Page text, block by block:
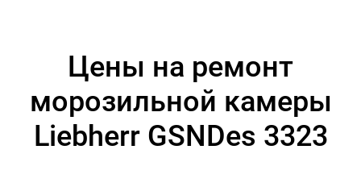
Цены на ремонт
морозильной камеры
Liebherr GSNDes 3323